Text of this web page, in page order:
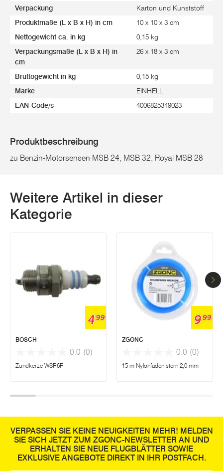
Verpackung Karton und Kunststoff
Produktmaße (L x B x H) in cm 10 x 10 x 3 cm
Nettogewicht ca. in kg 0,15 kg
Verpackungsmaße (L x B x H) in
cm
26 x 18 x 3 cm
Bruttogewicht in kg 0,15 kg
Marke EINHELL
EAN-Code/s 4006825349023
Produktbeschreibung
zu Benzin-Motorsensen MSB 24, MSB 32, Royal MSB 28
Weitere Artikel in dieser
Kategorie
499
BOSCH
0.0 (0)
Zündkerze WSR6F
999
ZGONC
0.0 (0)
15 m Nylonfaden stern 2,0 mm
VERPASSEN SIE KEINE NEUIGKEITEN MEHR! MELDEN
SIE SICH JETZT ZUM ZGONC-NEWSLETTER AN UND
ERHALTEN SIE NEUE FLUGBLÄTTER SOWIE
EXKLUSIVE ANGEBOTE DIREKT IN IHR POSTFACH.